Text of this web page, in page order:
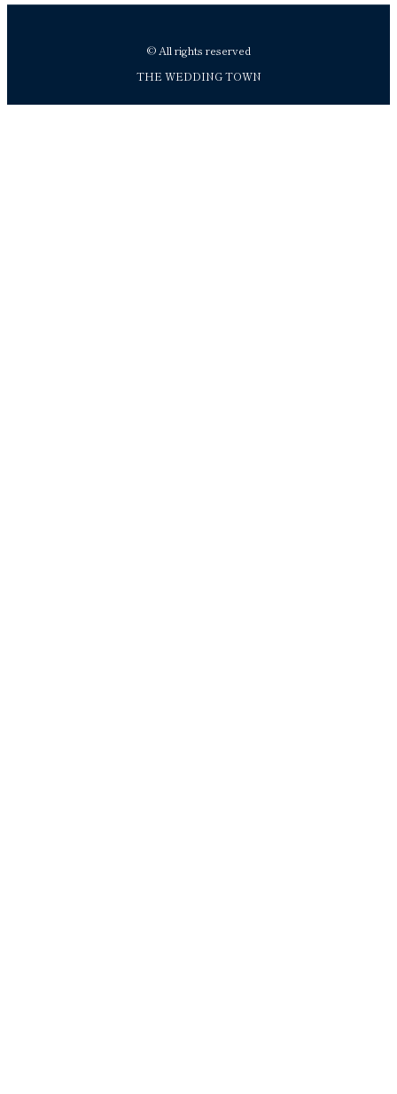
© All rights reserved
THE WEDDING TOWN